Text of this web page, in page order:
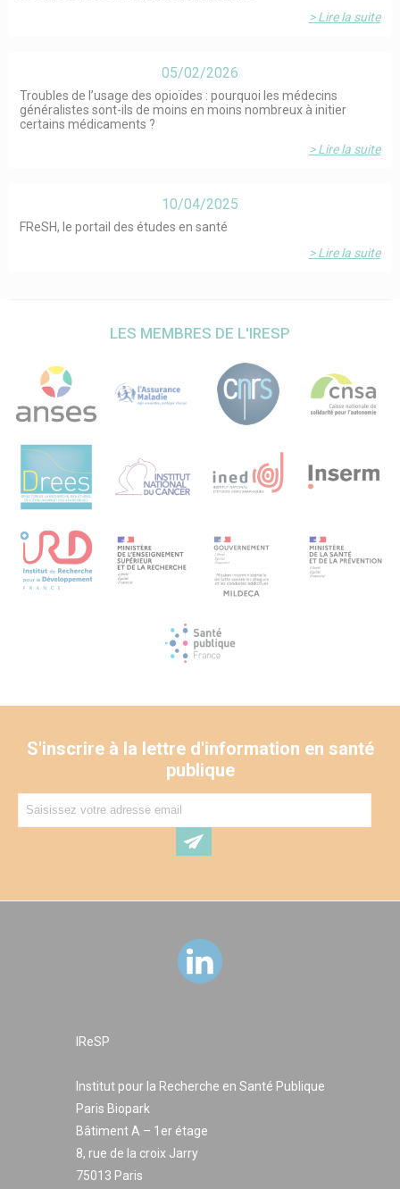
> Lire la suite
05/02/2026
Troubles de l’usage des opioïdes : pourquoi les médecins
généralistes sont-ils de moins en moins nombreux à initier
certains médicaments ?
> Lire la suite
10/04/2025
FReSH, le portail des études en santé
> Lire la suite
LES MEMBRES DE L'IRESP
S'inscrire à la lettre d'information en santé
publique
IReSP
Institut pour la Recherche en Santé Publique
Paris Biopark
Bâtiment A – 1er étage
8, rue de la croix Jarry
75013 Paris